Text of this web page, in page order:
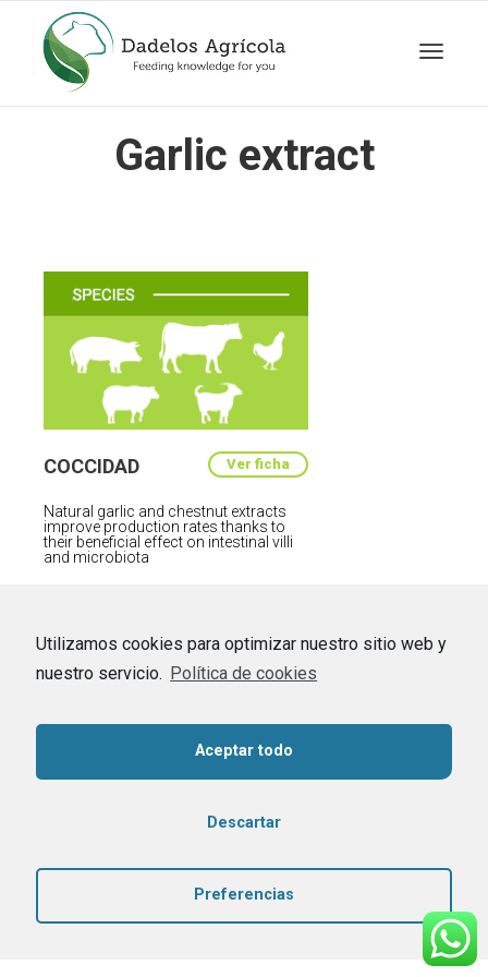
Utilizamos cookies para optimizar nuestro sitio web y
nuestro servicio. Política de cookies
Aceptar todo
Descartar
Preferencias
Garlic extract
COCCIDAD Ver ficha
Natural garlic and chestnut extracts
improve production rates thanks to
their beneficial effect on intestinal villi
and microbiota